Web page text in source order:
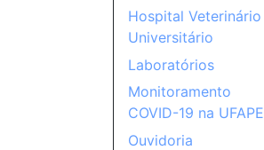
Hospital Veterinário
Universitário
Laboratórios
Monitoramento
COVID-19 na UFAPE
Ouvidoria